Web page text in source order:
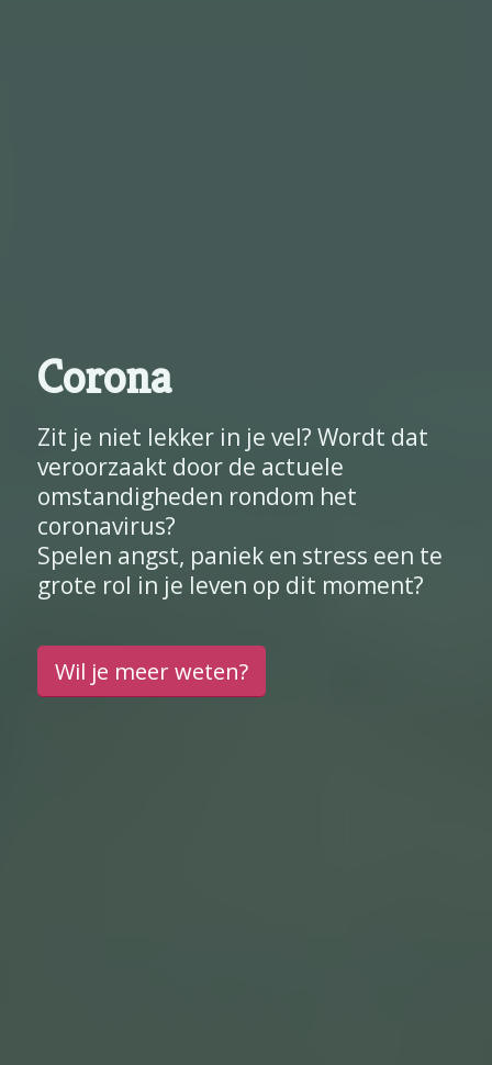
Corona
Zit je niet lekker in je vel? Wordt dat
veroorzaakt door de actuele
omstandigheden rondom het
coronavirus?
Spelen angst, paniek en stress een te
grote rol in je leven op dit moment?
Wil je meer weten?